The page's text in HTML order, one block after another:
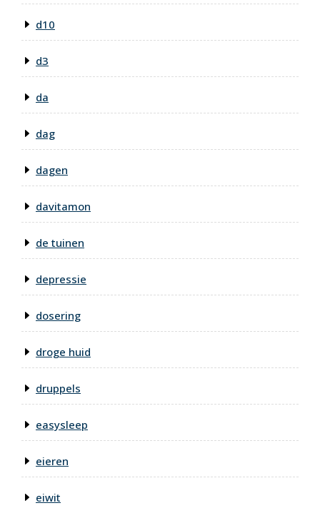
d10
d3
da
dag
dagen
davitamon
de tuinen
depressie
dosering
droge huid
druppels
easysleep
eieren
eiwit